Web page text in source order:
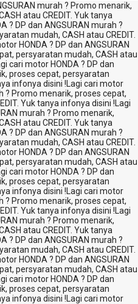
murah ? Promo menarik,
atau CREDIT. Yuk tanya
? DP dan ANGSURAN murah ?
mudah, CASH atau CREDIT.
HONDA ? DP dan ANGSURAN
persyaratan mudah, CASH atau
cari motor HONDA ? DP dan
proses cepat, persyaratan
infonya disini ! Lagi cari motor
? Promo menarik, proses cepat,
Yuk tanya infonya disini ! Lagi
murah ? Promo menarik,
atau CREDIT. Yuk tanya
? DP dan ANGSURAN murah ?
mudah, CASH atau CREDIT.
HONDA ? DP dan ANGSURAN
persyaratan mudah, CASH atau
cari motor HONDA ? DP dan
proses cepat, persyaratan
infonya disini ! Lagi cari motor
? Promo menarik, proses cepat,
Yuk tanya infonya disini ! Lagi
murah ? Promo menarik,
atau CREDIT. Yuk tanya
? DP dan ANGSURAN murah ?
mudah, CASH atau CREDIT.
HONDA ? DP dan ANGSURAN
persyaratan mudah, CASH atau
cari motor HONDA ? DP dan
proses cepat, persyaratan
infonya disini ! Lagi cari motor